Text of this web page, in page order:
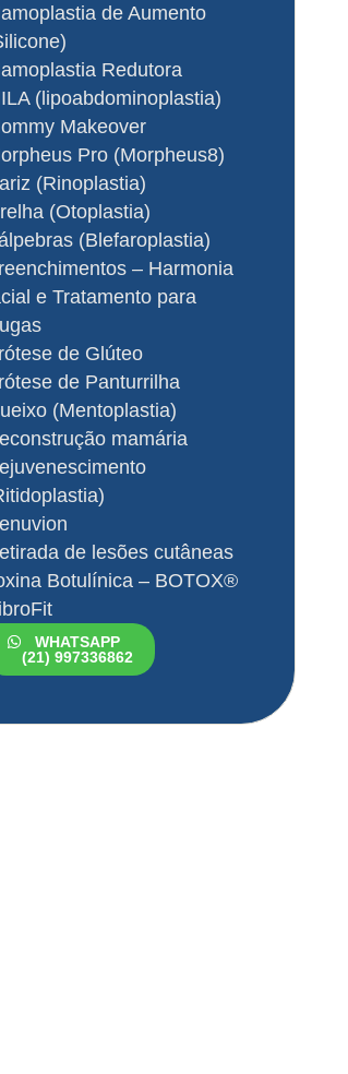
de Aumento
Redutora
(lipoabdominoplastia)
Makeover
Pro (Morpheus8)
(Rinoplastia)
(Otoplastia)
(Blefaroplastia)
– Harmonia
e Tratamento para
de Glúteo
de Panturrilha
(Mentoplastia)
mamária
de lesões cutâneas
Botulínica – BOTOX®
WHATSAPP
(21) 997336862